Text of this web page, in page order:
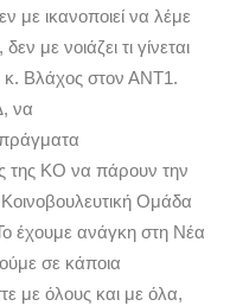
με ικανοποιεί να λέμε
με νοιάζει τι γίνεται
κ. Βλάχος στον ΑΝΤ1.
να
της ΚΟ να πάρουν την
Ομάδα
έχουμε ανάγκη στη Νέα
σε κάποια
με όλους και με όλα,